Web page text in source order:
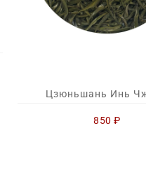
Цзюньшань Инь
850 ₽